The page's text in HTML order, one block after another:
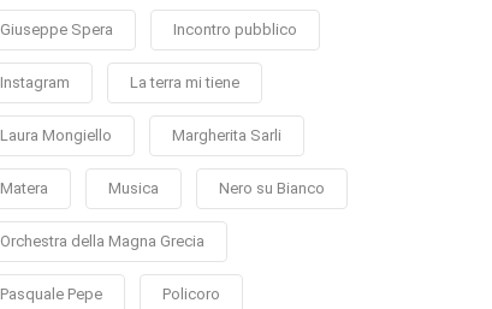
Giuseppe Spera Incontro pubblico
Instagram La terra mi tiene
Laura Mongiello Margherita Sarli
Matera Musica Nero su Bianco
Orchestra della Magna Grecia
Pasquale Pepe Policoro